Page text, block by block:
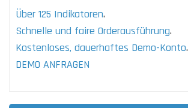
Über 125 Indikatoren.
Schnelle und faire Orderausführung.
Kostenloses, dauerhaftes Demo-Konto.
DEMO ANFRAGEN